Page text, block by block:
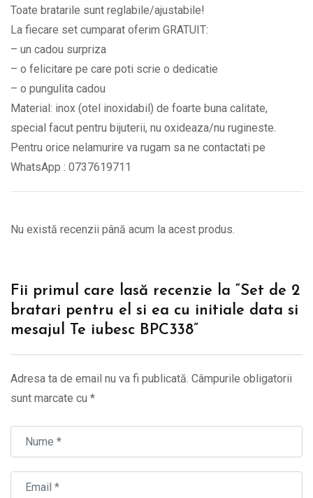
Te
iubesc
BPC338
quantity
Toate bratarile sunt reglabile/ajustabile!
La fiecare set cumparat oferim GRATUIT:
– un cadou surpriza
– o felicitare pe care poti scrie o dedicatie
– o pungulita cadou
Material: inox (otel inoxidabil) de foarte buna calitate,
special facut pentru bijuterii, nu oxideaza/nu rugineste.
Pentru orice nelamurire va rugam sa ne contactati pe
WhatsApp : 0737619711
Nu există recenzii până acum la acest produs.
Fii primul care lasă recenzie la “Set de 2
bratari pentru el si ea cu initiale data si
mesajul Te iubesc BPC338”
Adresa ta de email nu va fi publicată. Câmpurile obligatorii
sunt marcate cu *